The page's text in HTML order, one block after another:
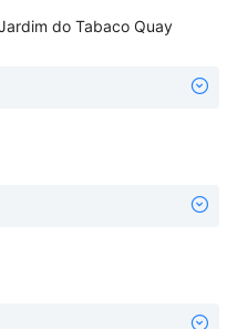
do Tabaco Quay